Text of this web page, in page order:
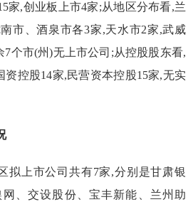
家,创业板上市4家;从地区分布看,兰
市、酒泉市各3家,天水市2家,武威
7个市(州)无上市公司;从控股股东看,
资控股14家,民营资本控股15家,无实
拟上市公司共有7家,分别是甘肃银
、交设股份、宝丰新能、兰州助